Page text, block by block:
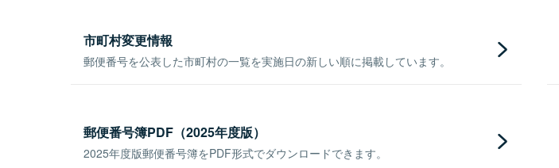
市町村変更情報
郵便番号を公表した市町村の一覧を実施日の新しい順に掲載しています。
郵便番号簿PDF（2025年度版）
2025年度版郵便番号簿をPDF形式でダウンロードできます。